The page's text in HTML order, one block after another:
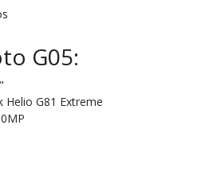
G05:
Helio G81 Extreme